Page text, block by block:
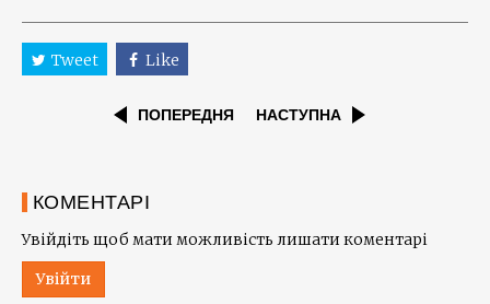
Tweet Like
ПОПЕРЕДНЯ НАСТУПНА
КОМЕНТАРІ
Увійдіть щоб мати можливість лишати коментарі
Увійти